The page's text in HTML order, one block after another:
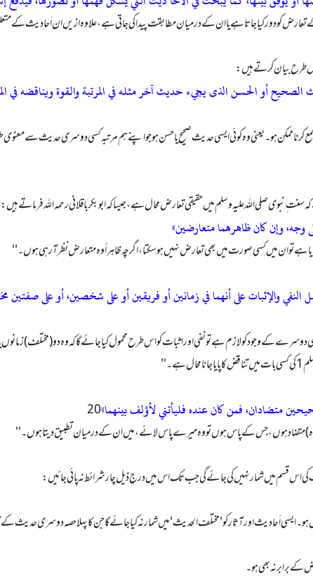
دور کیا جاتا ہے یا ان کے درمیان مطابقت پیداکی جاتی ہے، علاوہ ازیں ان اَحا دیث کے
اس طرح بیان کرتے ہیں:
أو الحسن الذی یجيء حدیث آخر مثله في المرتبة والقوة ویناقضه في
ہو۔ یعنی وہ کوئی ایسی حدیث صحیح یا حسن ہو جو اپنے ہم مرتبہ کسی دوسری حدیث سے معنوی
صلى الله عليه وسلم میں حقیقی تعارض محال ہے، جیسا کہ ابوبکر باقلانی رحمہ الله فرماتے ہیں:
وإن کان ظاهرھما متعارضین»
ہے تو ان میں کسی صورت میں بھی تعارض نہیں ہو سکتا، اگرچہ ظاہراً وہ متعارض نظر آ رہی ہوں۔ ''
والإثبات علی أنھما في زمانین أو فریقین أو علی شخصین، أو علی صفتین
دوسرے کے وجود کو لازم ہے تو نفی اور اثبات کو اس طرح محمول کیا جائے گا کہ وہ دو (مختلف)
''
متضادان، فمن کان عندہ فلیأتني لأؤلف بینھما»
وہ) متضاد ہوں، جس کے پاس ہوں تو وہ میرے پاس لائے، میں ان کے درمیان تطبیق دیتا ہوں۔ ''
قسم میں شمار نہیں کی جائے گی جب تک اس میں درج ذیل چار شرائط نہ پائی جائیں:
اَحا دیث اور آثار کو 'مختلف الحدیث' میں شمار نہ کیا جائے گاجن کا پہلا حصہ دوسری